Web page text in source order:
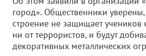
город». Общественники
строение не защищает учеников
ни от террористов, и будут
декоративных металлических